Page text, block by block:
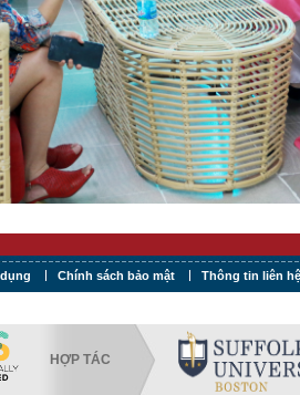
Chính sách bảo mật Thông tin liên hệ
HỢP TÁC